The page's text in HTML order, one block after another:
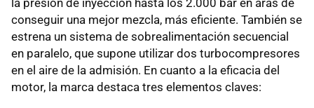
la presión de inyección hasta los 2.000 bar en aras de
conseguir una mejor mezcla, más eficiente. También se
estrena un sistema de sobrealimentación secuencial
en paralelo, que supone utilizar dos turbocompresores
en el aire de la admisión. En cuanto a la eficacia del
motor, la marca destaca tres elementos claves: